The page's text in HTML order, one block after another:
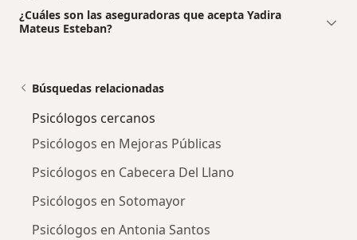
¿Cuáles son las aseguradoras que acepta Yadira
Mateus Esteban?
Búsquedas relacionadas
Psicólogos cercanos
Psicólogos en Mejoras Públicas
Psicólogos en Cabecera Del Llano
Psicólogos en Sotomayor
Psicólogos en Antonia Santos